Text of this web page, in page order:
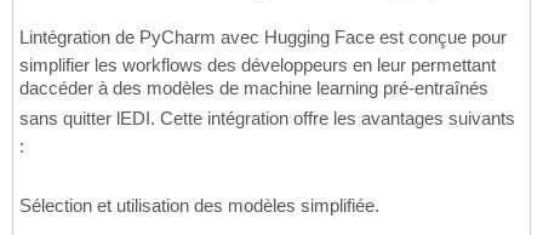
Lintégration de PyCharm avec Hugging Face est conçue pour
simplifier les workflows des développeurs en leur permettant
daccéder à des modèles de machine learning pré-entraînés
sans quitter lEDI. Cette intégration offre les avantages suivants
:
Sélection et utilisation des modèles simplifiée.